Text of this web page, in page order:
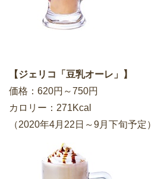
【ジェリコ「豆乳オーレ」】
価格：620円～750円
カロリー：271Kcal
（2020年4月22日～9月下旬予定）